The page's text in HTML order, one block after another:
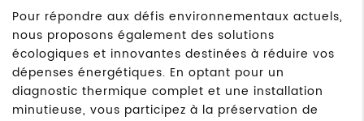
Pour répondre aux défis environnementaux actuels,
nous proposons également des solutions
écologiques et innovantes destinées à réduire vos
dépenses énergétiques. En optant pour un
diagnostic thermique complet et une installation
minutieuse, vous participez à la préservation de